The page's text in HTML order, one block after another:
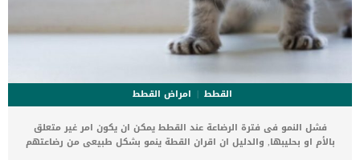
القطط
امراض القطط
فشل النمو فى فترة الرضاعة عند القطط يمكن ان يكون امر غير متعلق
بالأم او بحليبها, والدليل ان اقران القطة ينمو بشكل طبيعى من رضاعتهم